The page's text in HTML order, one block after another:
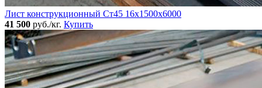
Лист конструкционный Ст45 16х1500х6000
41 500 руб./кг. Купить